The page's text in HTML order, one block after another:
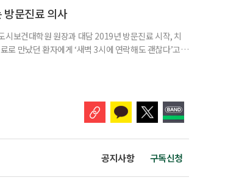
라는 단백질이 비정상적으로 응집해 만
방문진료 의사
보건대학원 원장과 대담 2019년 방문진료 시작, 치
만났던 환자에게 ‘새벽 3시에 연락해도 괜찮다’고
공지사항 구독신청